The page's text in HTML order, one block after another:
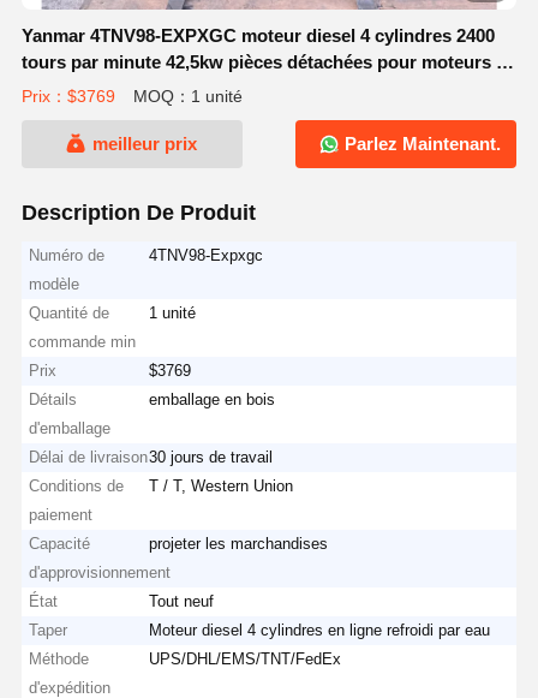
Yanmar 4TNV98-EXPXGC moteur diesel 4 cylindres 2400
tours par minute 42,5kw pièces détachées pour moteurs de
pelle
Prix：$3769 MOQ：1 unité
meilleur prix Parlez Maintenant.
Description De Produit
Numéro de
modèle
4TNV98-Expxgc
Quantité de
commande min
1 unité
Prix
$3769
Détails
d'emballage
emballage en bois
Délai de livraison30 jours de travail
Conditions de
paiement
T / T, Western Union
Capacité
d'approvisionnement
projeter les marchandises
État
Tout neuf
Taper
Moteur diesel 4 cylindres en ligne refroidi par eau
Méthode
d'expédition
UPS/DHL/EMS/TNT/FedEx